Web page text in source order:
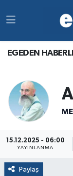
EGEDEN
15.12.2025 - 06:00
YAYINLANMA
Paylaş
Yazarlar
YAŞAM
MAGAZİN
RESMİ
SPOR
YAŞAM
MAGAZİN
RESMİ
Süper Lig
Tüm
Son Dakika
Haber Arşivi